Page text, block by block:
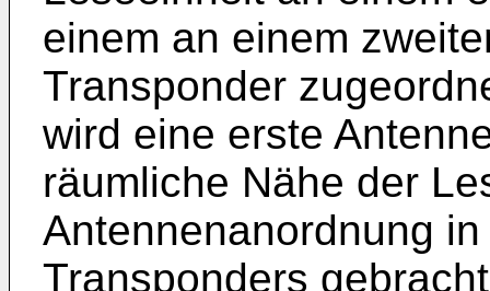
einem an einem
Transponder
wird eine erste
räumliche Nähe der
Antennenanordnung
Transponders